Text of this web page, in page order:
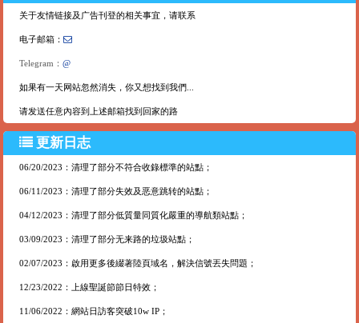
关于友情链接及广告刊登的相关事宜，请联系
电子邮箱：
Telegram：@
如果有一天网站忽然消失，你又想找到我們...
请发送任意內容到上述邮箱找到回家的路
更新日志
06/20/2023：清理了部分不符合收錄標準的站點；
06/11/2023：清理了部分失效及恶意跳转的站點；
04/12/2023：清理了部分低質量同質化嚴重的導航類站點；
03/09/2023：清理了部分无来路的垃圾站點；
02/07/2023：啟用更多後綴著陸頁域名，解決信號丟失問題；
12/23/2022：上線聖誕節節日特效；
11/06/2022：網站日訪客突破10w IP；